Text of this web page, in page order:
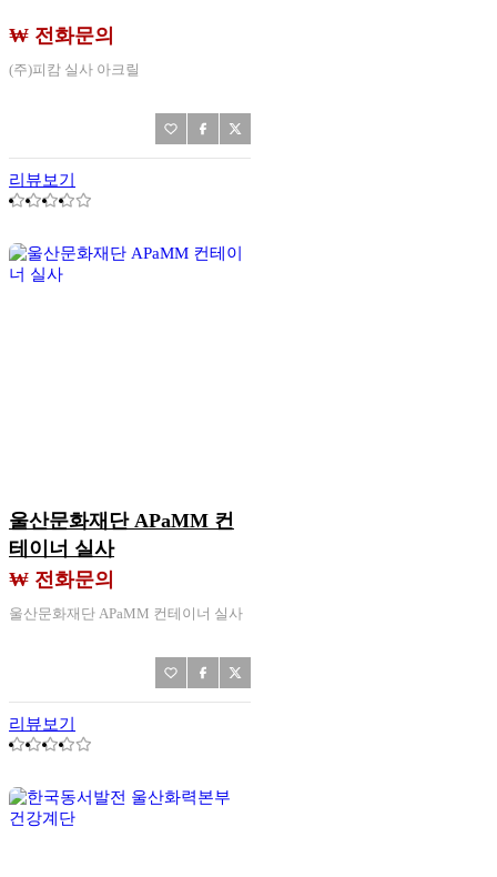
₩ 전화문의
(주)피캄 실사 아크릴
리뷰보기
울산문화재단 APaMM 컨
테이너 실사
₩ 전화문의
울산문화재단 APaMM 컨테이너 실사
리뷰보기